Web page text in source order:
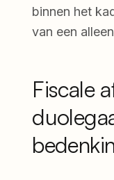
binnen het
van een
Fiscale